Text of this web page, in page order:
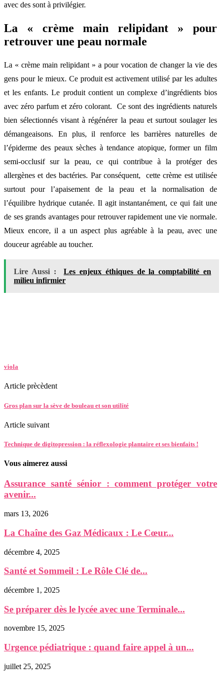
avec des sont à privilégier.
La « crème main relipidant » pour
retrouver une peau normale
La « crème main relipidant » a pour vocation de changer la vie des
gens pour le mieux. Ce produit est activement utilisé par les adultes
et les enfants. Le produit contient un complexe d’ingrédients bios
avec zéro parfum et zéro colorant. Ce sont des ingrédients naturels
bien sélectionnés visant à régénérer la peau et surtout soulager les
démangeaisons. En plus, il renforce les barrières naturelles de
l’épiderme des peaux sèches à tendance atopique, former un film
semi-occlusif sur la peau, ce qui contribue à la protéger des
allergènes et des bactéries. Par conséquent, cette crème est utilisée
surtout pour l’apaisement de la peau et la normalisation de
l’équilibre hydrique cutanée. Il agit instantanément, ce qui fait une
de ses grands avantages pour retrouver rapidement une vie normale.
Mieux encore, il a un aspect plus agréable à la peau, avec une
douceur agréable au toucher.
Lire Aussi :
Les enjeux éthiques de la comptabilité en
milieu infirmier
viola
Article prècèdent
Gros plan sur la sève de bouleau et son utilité
Article suivant
Technique de digitopression : la réflexologie plantaire et ses bienfaits !
Vous aimerez aussi
Assurance santé sénior : comment protéger votre
avenir...
mars 13, 2026
La Chaîne des Gaz Médicaux : Le Cœur...
décembre 4, 2025
Santé et Sommeil : Le Rôle Clé de...
décembre 1, 2025
Se préparer dès le lycée avec une Terminale...
novembre 15, 2025
Urgence pédiatrique : quand faire appel à un...
juillet 25, 2025